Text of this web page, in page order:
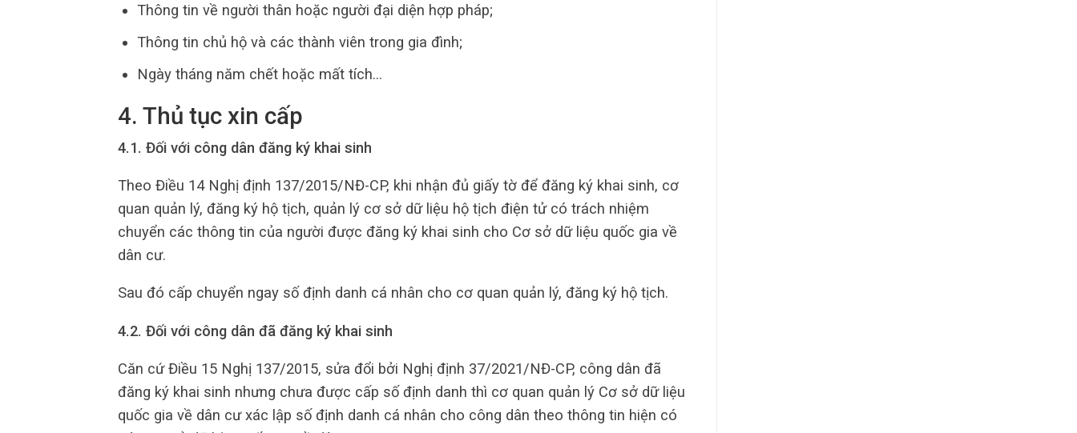
Thông tin về người thân hoặc người đại diện hợp pháp;
Thông tin chủ hộ và các thành viên trong gia đình;
Ngày tháng năm chết hoặc mất tích…
4. Thủ tục xin cấp
4.1. Đối với công dân đăng ký khai sinh
Theo Điều 14 Nghị định 137/2015/NĐ-CP, khi nhận đủ giấy tờ để đăng ký khai sinh, cơ
quan quản lý, đăng ký hộ tịch, quản lý cơ sở dữ liệu hộ tịch điện tử có trách nhiệm
chuyển các thông tin của người được đăng ký khai sinh cho Cơ sở dữ liệu quốc gia về
dân cư.
Sau đó cấp chuyển ngay số định danh cá nhân cho cơ quan quản lý, đăng ký hộ tịch.
4.2. Đối với công dân đã đăng ký khai sinh
Căn cứ Điều 15 Nghị 137/2015, sửa đổi bởi Nghị định 37/2021/NĐ-CP, công dân đã
đăng ký khai sinh nhưng chưa được cấp số định danh thì cơ quan quản lý Cơ sở dữ liệu
quốc gia về dân cư xác lập số định danh cá nhân cho công dân theo thông tin hiện có